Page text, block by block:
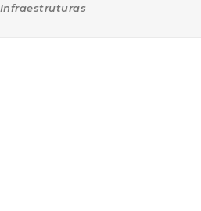
Infraestruturas